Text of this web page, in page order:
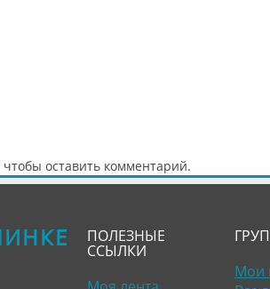
чтобы оставить комментарий.
ПОЛЕЗНЫЕ
ССЫЛКИ
Мои